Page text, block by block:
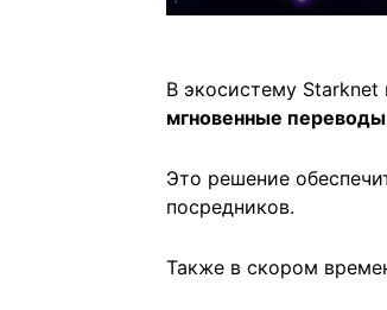
В экосистему
мгновенные переводы
Это решение
посредников.
Также в скором